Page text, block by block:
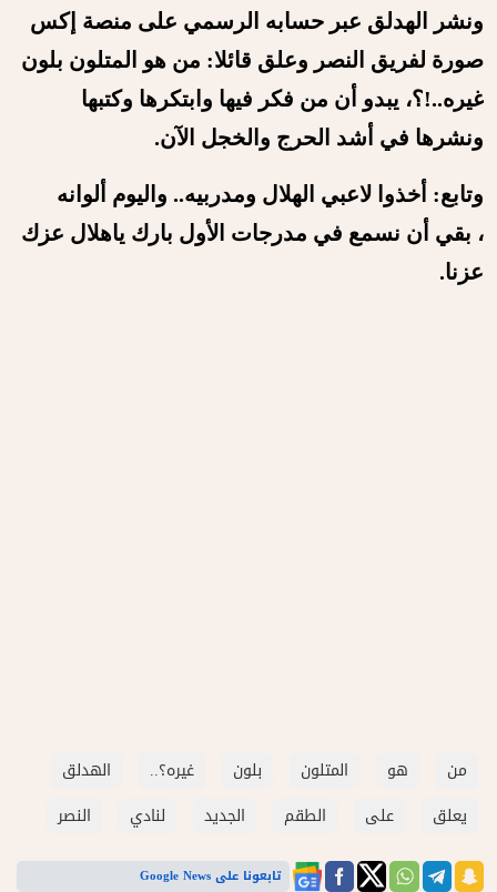
ونشر الهدلق عبر حسابه الرسمي على منصة إكس
صورة لفريق النصر وعلق قائلا: من هو المتلون بلون
غيره..!؟، يبدو أن من فكر فيها وابتكرها وكتبها
ونشرها في أشد الحرج والخجل الآن.
وتابع: أخذوا لاعبي الهلال ومدربيه.. واليوم ألوانه
، بقي أن نسمع في مدرجات الأول بارك ياهلال عزك
عزنا.
من هو المتلون بلون غيره؟..
الهدلق
يعلق
على الطقم الجديد لنادي النصر
تابعونا على Google News